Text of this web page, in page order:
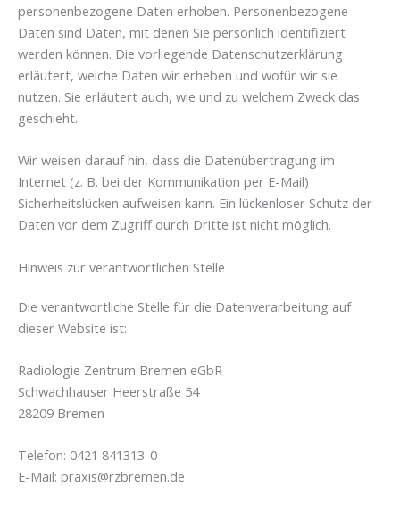
personenbezogene Daten erhoben. Personenbezogene
Daten sind Daten, mit denen Sie persönlich identifiziert
werden können. Die vorliegende Datenschutzerklärung
erläutert, welche Daten wir erheben und wofür wir sie
nutzen. Sie erläutert auch, wie und zu welchem Zweck das
geschieht.
Wir weisen darauf hin, dass die Datenübertragung im
Internet (z. B. bei der Kommunikation per E-Mail)
Sicherheitslücken aufweisen kann. Ein lückenloser Schutz der
Daten vor dem Zugriff durch Dritte ist nicht möglich.
Hinweis zur verantwortlichen Stelle
Die verantwortliche Stelle für die Datenverarbeitung auf
dieser Website ist:
Radiologie Zentrum Bremen eGbR
Schwachhauser Heerstraße 54
28209 Bremen
Telefon: 0421 841313-0
E-Mail: praxis@rzbremen.de